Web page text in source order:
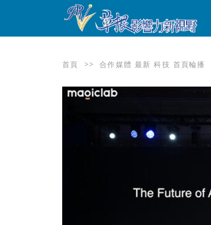
首頁 >> 合作媒體 最新 科技 首頁輪播